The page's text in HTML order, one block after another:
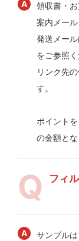
領収書・
案内メール
発送メー
をご参照く
リンク先
す。
ポイント
の金額とな
フィ
サンプル